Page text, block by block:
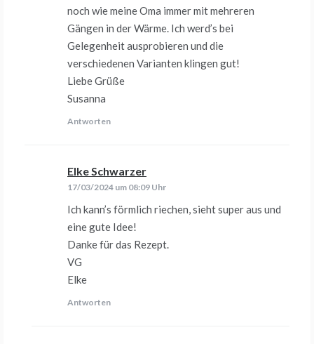
noch wie meine Oma immer mit mehreren
Gängen in der Wärme. Ich werd’s bei
Gelegenheit ausprobieren und die
verschiedenen Varianten klingen gut!
Liebe Grüße
Susanna
Antworten
Elke Schwarzer
17/03/2024 um 08:09 Uhr
Ich kann’s förmlich riechen, sieht super aus und
eine gute Idee!
Danke für das Rezept.
VG
Elke
Antworten